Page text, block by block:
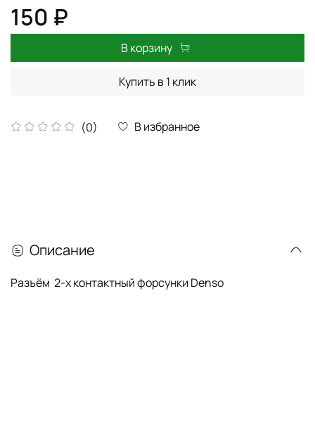
(0) В избранное
150 ₽
В корзину
Купить в 1 клик
Описание
Разъём 2-х контактный форсунки Denso